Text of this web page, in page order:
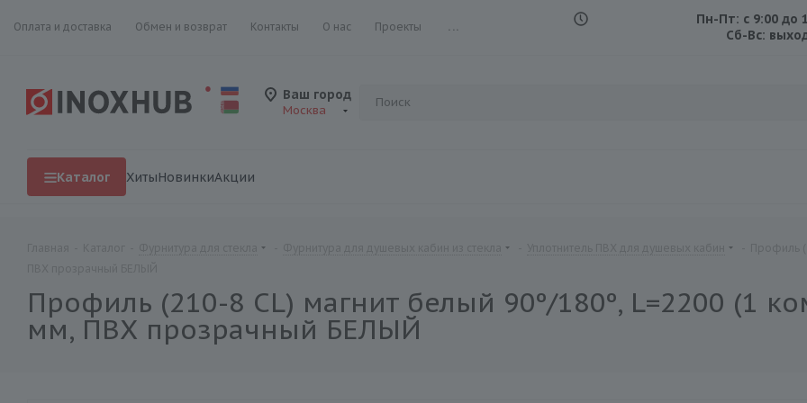
Оплата и доставка Обмен и возврат Контакты О нас Проекты ...
Пн-Пт: с 9:00 до
Сб-Вс:
Ваш город
Москва
Каталог ХитыНовинкиАкции
Профиль (210-8 CL) магнит белый 90º/180º, L=2200 (1
мм, ПВХ прозрачный БЕЛЫЙ